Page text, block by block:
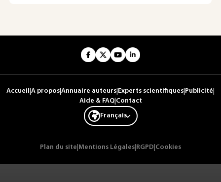
Accueil A propos Annuaire auteurs Experts scientifiques Publicité
Aide & FAQ| Contact
Français
Plan du site Mentions Légales RGPD Cookies